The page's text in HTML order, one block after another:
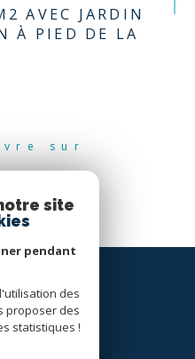
AVEC JARDIN
À PIED DE LA
sur
site
pendant
des
proposer des
statistiques !